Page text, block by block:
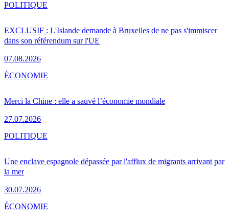
EXCLUSIF : L'Islande demande à Bruxelles de ne pas s'immiscer
dans son référendum sur l'UE
07.08.2026
POLITIQUE
Merci la Chine : elle a sauvé l’économie mondiale
27.07.2026
ÉCONOMIE
Une enclave espagnole dépassée par l'afflux de migrants arrivant par
la mer
30.07.2026
POLITIQUE
ÉCONOMIE